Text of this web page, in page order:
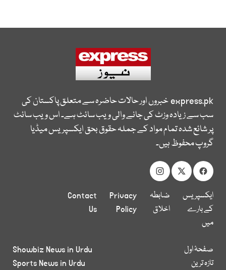
express.pkخبروں اور حالات حاضرہ سے متعلق پاکستان کی
سب سے زیادہ وزٹ کی جانے والی ویب سائٹ ہے۔ اس ویب سائٹ
پر شائع شدہ تمام مواد کے جملہ حقوق بحق ایکسپریس میڈیا
گروپ محفوظ ہیں۔
ایکسپریس
کے بارے
میں
ضابطہ
اخلاق
Privacy
Policy
Contact
Us
صفحۂ اول
تازہ ترین
Showbiz News in Urdu
Sports News in Urdu